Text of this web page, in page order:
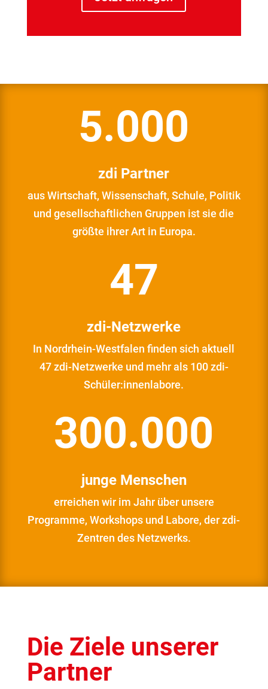
5.000
zdi Partner
aus Wirtschaft, Wissenschaft, Schule, Politik
und gesellschaftlichen Gruppen ist sie die
größte ihrer Art in Europa.
47
zdi-Netzwerke
In Nordrhein-Westfalen finden sich aktuell
47 zdi-Netzwerke und mehr als 100 zdi-
Schüler:innenlabore.
300.000
junge Menschen
erreichen wir im Jahr über unsere
Programme, Workshops und Labore, der zdi-
Zentren des Netzwerks.
Die Ziele unserer
Partner